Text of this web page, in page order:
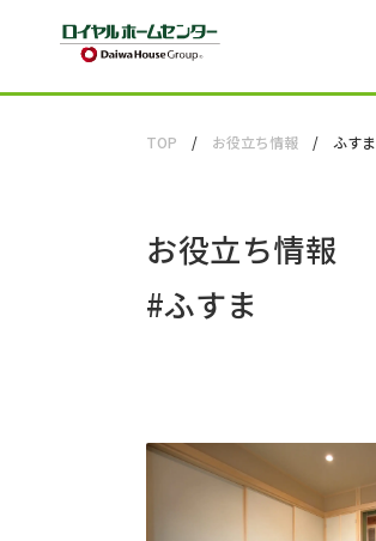
TOP お役立ち情報 ふすま
お役立ち情報
#ふすま